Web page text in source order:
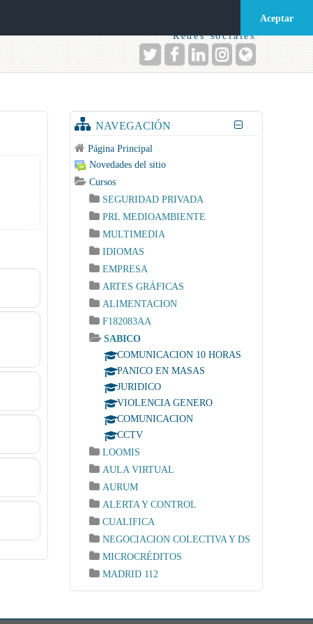
Aceptar
Redes sociales
NAVEGACIÓN
Página Principal
Novedades del sitio
Cursos
SEGURIDAD PRIVADA
PRL MEDIOAMBIENTE
MULTIMEDIA
IDIOMAS
EMPRESA
ARTES GRÁFICAS
ALIMENTACION
F182083AA
SABICO
COMUNICACION 10 HORAS
PANICO EN MASAS
JURIDICO
VIOLENCIA GENERO
COMUNICACION
CCTV
LOOMIS
AULA VIRTUAL
AURUM
ALERTA Y CONTROL
CUALIFICA
NEGOCIACION COLECTIVA Y DS
MICROCRÉDITOS
MADRID 112